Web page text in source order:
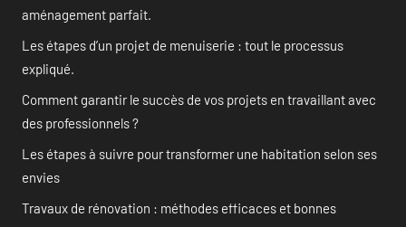
aménagement parfait.
Les étapes d’un projet de menuiserie : tout le processus
expliqué.
Comment garantir le succès de vos projets en travaillant avec
des professionnels ?
Les étapes à suivre pour transformer une habitation selon ses
envies
Travaux de rénovation : méthodes efficaces et bonnes